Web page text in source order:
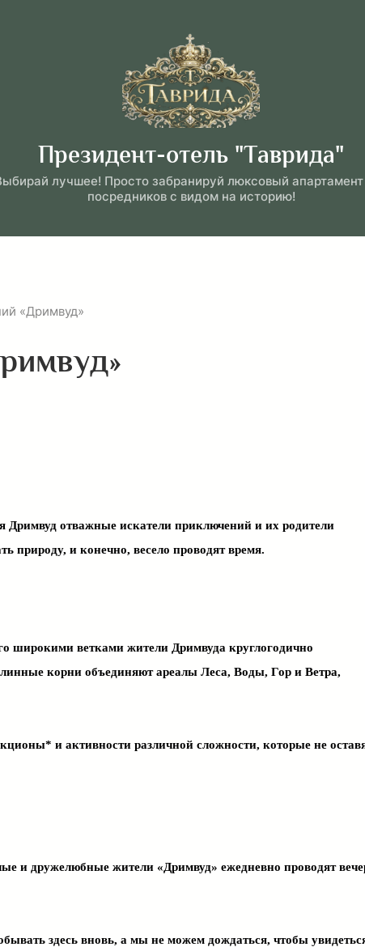
Президент-отель "Таврида"
лучшее! Просто забранируй люксовый апартамент
посредников с видом на историю!
«Дримвуд»
Дримвуд отважные искатели приключений и их родители
природу, и конечно, весело проводят время.
широкими ветками жители Дримвуда круглогодично
корни объединяют ареалы Леса, Воды, Гор и Ветра,
и активности различной сложности, которые не
и дружелюбные жители «Дримвуд» ежедневно проводят
здесь вновь, а мы не можем дождаться, чтобы